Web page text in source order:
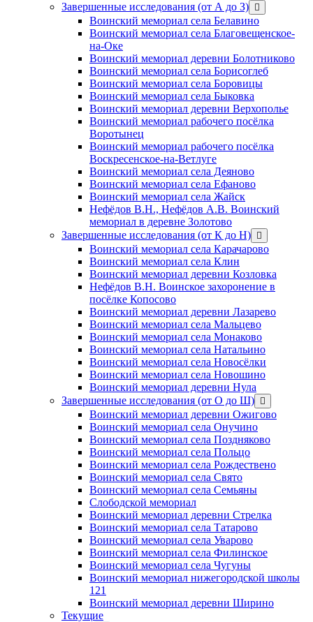
Завершенные исследования (от А до З) открыть
меню
Воинский мемориал села Белавино
Воинский мемориал села Благовещенское-
на-Оке
Воинский мемориал деревни Болотниково
Воинский мемориал села Борисоглеб
Воинский мемориал села Боровицы
Воинский мемориал села Быковка
Воинский мемориал деревни Верхополье
Воинский мемориал рабочего посёлка
Воротынец
Воинский мемориал рабочего посёлка
Воскресенское-на-Ветлуге
Воинский мемориал села Деяново
Воинский мемориал села Ефаново
Воинский мемориал села Жайск
Нефёдов В.Н., Нефёдов А.В. Воинский
мемориал в деревне Золотово
Завершенные исследования (от К до Н) открыть
меню
Воинский мемориал села Карачарово
Воинский мемориал села Клин
Воинский мемориал деревни Козловка
Нефёдов В.Н. Воинское захоронение в
посёлке Копосово
Воинский мемориал деревни Лазарево
Воинский мемориал села Мальцево
Воинский мемориал села Монаково
Воинский мемориал села Натальино
Воинский мемориал села Новосёлки
Воинский мемориал села Новошино
Воинский мемориал деревни Нула
Завершенные исследования (от О до Ш) открыть
меню
Воинский мемориал деревни Ожигово
Воинский мемориал села Онучино
Воинский мемориал села Поздняково
Воинский мемориал села Польцо
Воинский мемориал села Рождествено
Воинский мемориал села Свято
Воинский мемориал села Семьяны
Слободской мемориал
Воинский мемориал деревни Стрелка
Воинский мемориал села Татарово
Воинский мемориал села Уварово
Воинский мемориал села Филинское
Воинский мемориал села Чугуны
Воинский мемориал нижегородской школы
121
Воинский мемориал деревни Ширино
Текущие